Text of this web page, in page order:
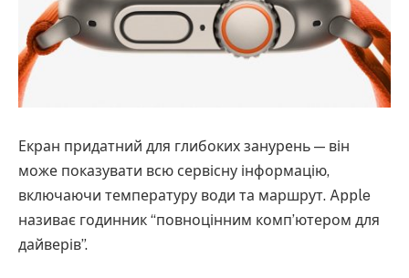
Екран придатний для глибоких занурень — він
може показувати всю сервісну інформацію,
включаючи температуру води та маршрут. Apple
називає годинник “повноцінним комп’ютером для
дайверів”.